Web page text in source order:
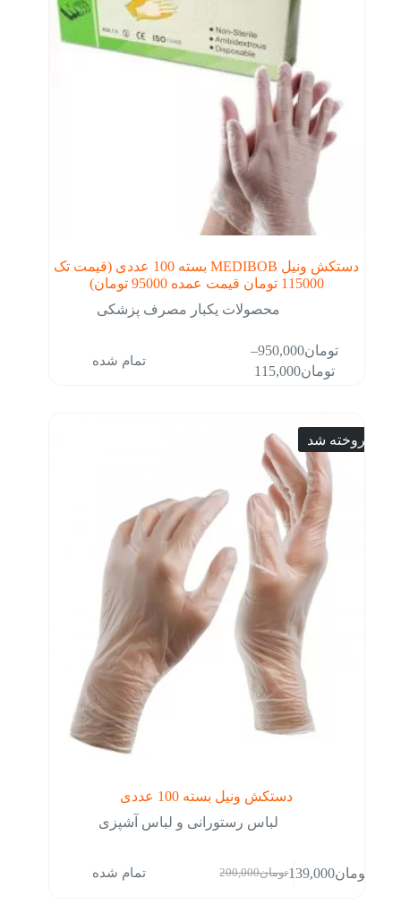
دستکش ونیل MEDIBOB بسته 100 عددی (قیمت تک
115000 تومان قیمت عمده 95000 تومان)
محصولات یکبار مصرف پزشکی
تومان950,000
–
تومان115,000
Price
تومان950,000
تمام شده
محصول
باشد.
فروخته شد
دستکش ونیل بسته 100 عددی
لباس رستورانی و لباس آشپزی
تومان200,000قیمت
تومان139,000قیمت
تمام شده